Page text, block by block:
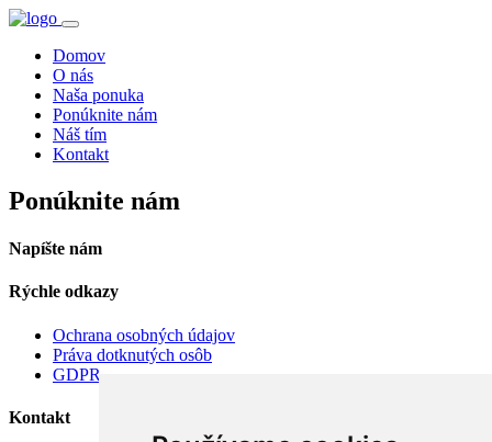
Domov
O nás
Naša ponuka
Ponúknite nám
Náš tím
Kontakt
Ponúknite nám
Napíšte nám
Rýchle odkazy
Ochrana osobných údajov
Práva dotknutých osôb
GDPR
Kontakt